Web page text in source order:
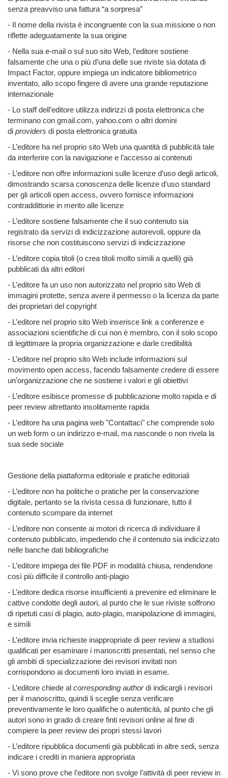
senza preavviso una fattura “a sorpresa”
- Il nome della rivista è incongruente con la sua missione o non
riflette adeguatamente la sua origine
- Nella sua e-mail o sul suo sito Web, l’editore sostiene
falsamente che una o più d’una delle sue riviste sia dotata di
Impact Factor, oppure impiega un indicatore bibliometrico
inventato, allo scopo fingere di avere una grande reputazione
internazionale
- Lo staff dell’editore utilizza indirizzi di posta elettronica che
terminano con gmail.com, yahoo.com o altri domini
di providers di posta elettronica gratuita
- L’editore ha nel proprio sito Web una quantità di pubblicità tale
da interferire con la navigazione e l’accesso ai contenuti
- L’editore non offre informazioni sulle licenze d’uso degli articoli,
dimostrando scarsa conoscenza delle licenze d’uso standard
per gli articoli open access, ovvero fornisce informazioni
contraddittorie in merito alle licenze
- L’editore sostiene falsamente che il suo contenuto sia
registrato da servizi di indicizzazione autorevoli, oppure da
risorse che non costituiscono servizi di indicizzazione
- L’editore copia titoli (o crea titoli molto simili a quelli) già
pubblicati da altri editori
- L’editore fa un uso non autorizzato nel proprio sito Web di
immagini protette, senza avere il permesso o la licenza da parte
dei proprietari del copyright
- L’editore nel proprio sito Web inserisce link a conferenze e
associazioni scientifiche di cui non è membro, con il solo scopo
di legittimare la propria organizzazione e darle credibilità
- L’editore nel proprio sito Web include informazioni sul
movimento open access, facendo falsamente credere di essere
un’organizzazione che ne sostiene i valori e gli obiettivi
- L’editore esibisce promesse di pubblicazione molto rapida e di
peer review altrettanto insolitamente rapida
- L’editore ha una pagina web "Contattaci" che comprende solo
un web form o un indirizzo e-mail, ma nasconde o non rivela la
sua sede sociale
Gestione della piattaforma editoriale e pratiche editoriali
- L’editore non ha politiche o pratiche per la conservazione
digitale, pertanto se la rivista cessa di funzionare, tutto il
contenuto scompare da internet
- L’editore non consente ai motori di ricerca di individuare il
contenuto pubblicato, impedendo che il contenuto sia indicizzato
nelle banche dati bibliografiche
- L’editore impiega dei file PDF in modalità chiusa, rendendone
così più difficile il controllo anti-plagio
- L’editore dedica risorse insufficienti a prevenire ed eliminare le
cattive condotte degli autori, al punto che le sue riviste soffrono
di ripetuti casi di plagio, auto-plagio, manipolazione di immagini,
e simili
- L’editore invia richieste inappropriate di peer review a studiosi
qualificati per esaminare i manoscritti presentati, nel senso che
gli ambiti di specializzazione dei revisori invitati non
corrispondono ai documenti loro inviati in esame.
- L’editore chiede al corresponding authordi indicargli i revisori
per il manoscritto, quindi li sceglie senza verificare
preventivamente le loro qualifiche o autenticità, al punto che gli
autori sono in grado di creare finti revisori online al fine di
compiere la peer review dei propri stessi lavori
- L’editore ripubblica documenti già pubblicati in altre sedi, senza
indicare i crediti in maniera appropriata
- Vi sono prove che l’editore non svolge l’attività di peer review in